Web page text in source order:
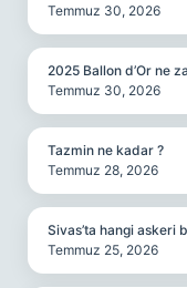
Temmuz 30, 2026
2025 Ballon d’Or ne
Temmuz 30, 2026
Tazmin ne kadar ?
Temmuz 28, 2026
Sivas’ta hangi askeri
Temmuz 25, 2026